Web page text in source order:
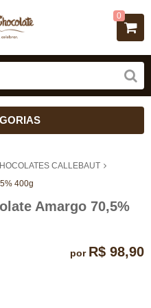
0
CALLEBAUT
400g
Amargo 70,5%
por R$ 98,90